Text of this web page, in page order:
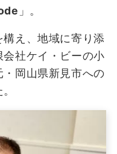
」。
え、地域に寄り添
社ケイ・ビーの小
岡山県新見市への